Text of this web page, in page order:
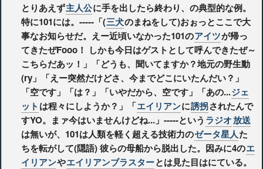
とりあえず主人公に手を出したら終わり、の典型的な例。
特に101には。-----「(三犬のまねをして)おぉっとここで大
事なお知らせだ。えー近頃いなかった101のアイツが帰っ
てきたぜFooo！ しかも今日はゲストとして呼んできたぜ～
こちらだあッ！」「どうも、聞いてますか？地元の野生動
(ry」「えー突然だけどさ、今までどこにいたんだい？」
「空です」「は？」「いやだから、空です」「あの...ジェ
ット は程々にしようか？」「エイリアンに誘拐されたんで
すYO。まァ今はいませんけどね...」-----という ラジオ放送
は無いが、101は人類を軽く超える技術力のゼータ星人た
ちを転がして(隠語) 彼らの母船から脱出した。因みに4のエ
イリアンやエイリアンブラスターとは見た目はにている。